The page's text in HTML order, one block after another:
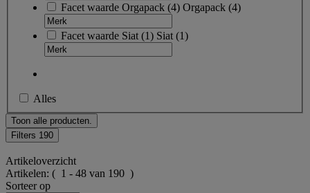
Facet waarde Orgapack (4) Orgapack (4)
Facet waarde Siat (1) Siat (1)
Alles
Toon alle producten.
Filters 190
Artikeloverzicht
Artikelen: ( 1 - 48 van 190 )
Sorteer op